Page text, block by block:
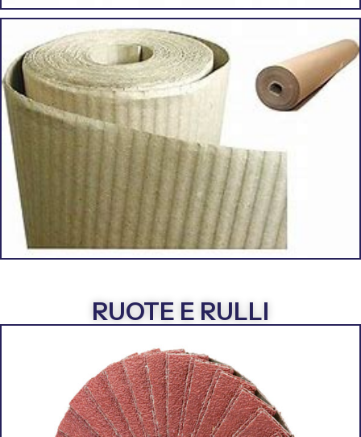
RUOTE E RULLI